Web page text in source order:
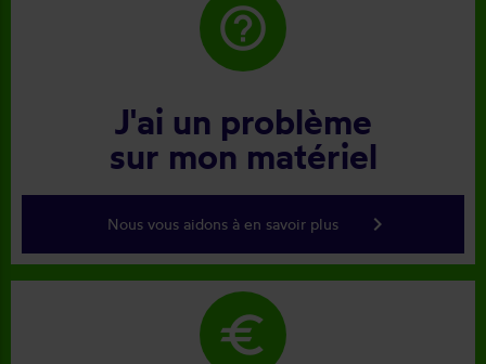
help_outline
J'ai un problème
sur mon matériel
Nous vous aidons à en savoir plus keyboard_arrow_right
euro